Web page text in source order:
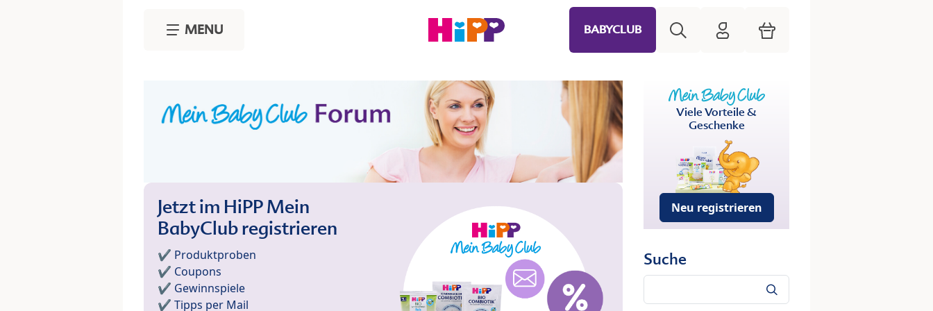
MENU BABYCLUB HiPP Mein Babyclub
Warenkorb
Jetzt im HiPP Mein
BabyClub registrieren
✔️ Produktproben
✔️ Coupons
✔️ Gewinnspiele
✔️ Tipps per Mail
Viele Vorteile &
Geschenke
Neu registrieren
Suche